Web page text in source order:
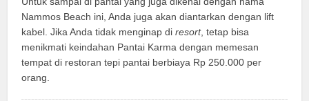
Nammos Beach ini, Anda juga akan diantarkan dengan lift
kabel. Jika Anda tidak menginap diresort, tetap bisa
menikmati keindahan Pantai Karma dengan memesan
tempat di restoran tepi pantai berbiaya Rp 250.000 per
orang.